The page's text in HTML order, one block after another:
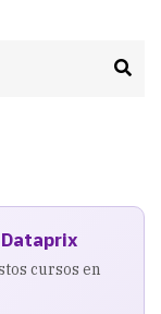
cursos en